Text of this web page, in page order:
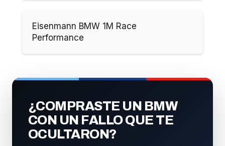
Eisenmann BMW 1M Race
Performance
¿COMPRASTE UN BMW
CON UN FALLO QUE TE
OCULTARON?